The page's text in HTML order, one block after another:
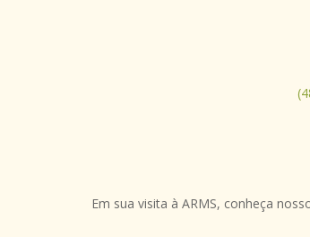
Em sua visita à ARMS, conheça